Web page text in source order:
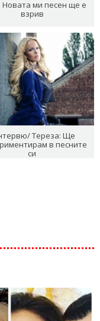
ми песен ще е
взрив
Тереза: Ще
в песните
си